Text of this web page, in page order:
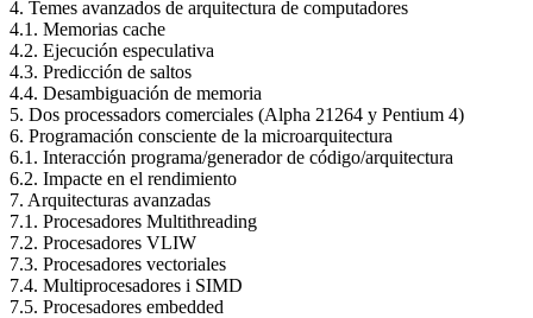
4. Temes avanzados de arquitectura de computadores
4.1. Memorias cache
4.2. Ejecución especulativa
4.3. Predicción de saltos
4.4. Desambiguación de memoria
5. Dos processadors comerciales (Alpha 21264 y Pentium 4)
6. Programación consciente de la microarquitectura
6.1. Interacción programa/generador de código/arquitectura
6.2. Impacte en el rendimiento
7. Arquitecturas avanzadas
7.1. Procesadores Multithreading
7.2. Procesadores VLIW
7.3. Procesadores vectoriales
7.4. Multiprocesadores i SIMD
7.5. Procesadores embedded